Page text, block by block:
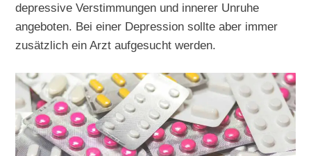
depressive Verstimmungen und innerer Unruhe
angeboten. Bei einer Depression sollte aber immer
zusätzlich ein Arzt aufgesucht werden.